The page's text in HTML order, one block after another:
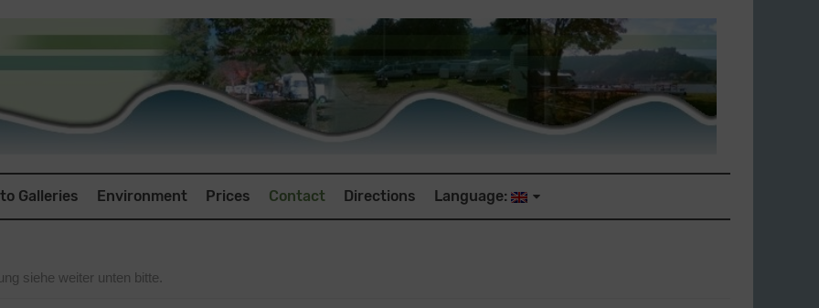
Galleries Environment Prices Contact Directions Language:
siehe weiter unten bitte.